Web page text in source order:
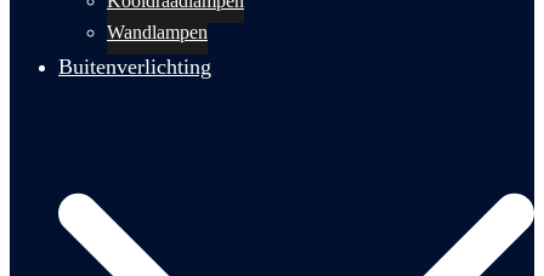
Wandlampen
Buitenverlichting